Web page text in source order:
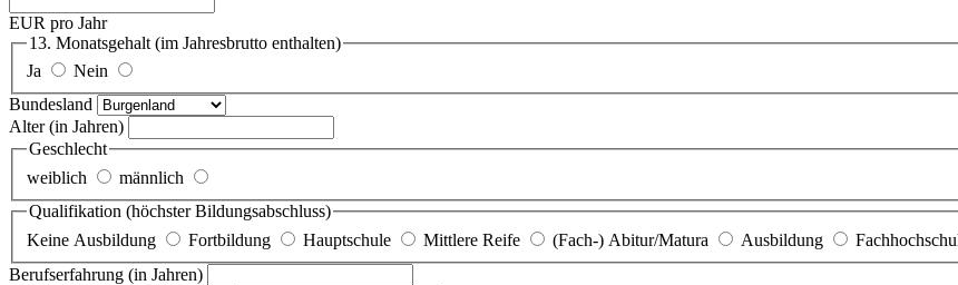
EUR pro Jahr
13. Monatsgehalt (im Jahresbrutto enthalten)
Ja
Nein
Bundesland
Alter(in Jahren)
Geschlecht
weiblich
männlich
Qualifikation (höchster Bildungsabschluss)
Keine Ausbildung
Fortbildung Hauptschule Mittlere Reife (Fach-) Abitur/Matura Ausbildung
Berufserfahrung (in Jahren)